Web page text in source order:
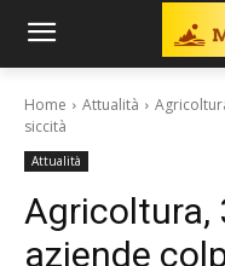
Home Attualità
siccità
Attualità
Agricoltura,
aziende